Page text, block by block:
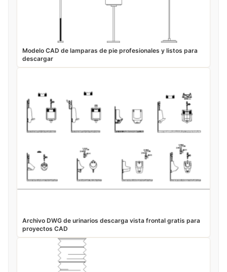
Modelo CAD de lamparas de pie profesionales y listos para
descargar
Archivo DWG de urinarios descarga vista frontal gratis para
proyectos CAD